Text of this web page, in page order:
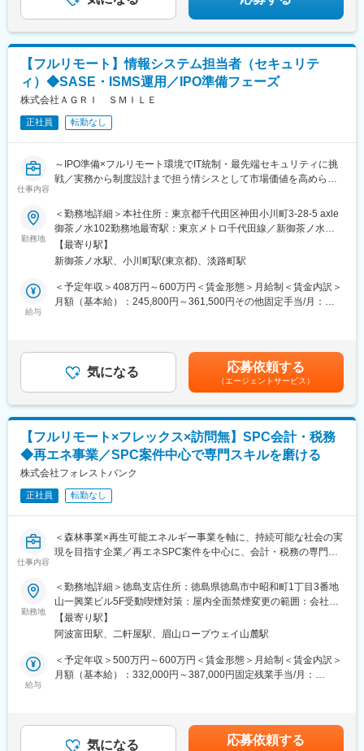
【フルリモート】情報システム担当者（セキュリテ
ィ）◆SASE・ISMS運用／IPO準備フェーズ
株式会社ＡＧＲＩ ＳＭＩＬＥ
正社員 転勤なし
仕事内容
～IPO準備×フルリモート環境でIT統制・最先端セキュリティに挑
戦／実務から制度設計まで担う情シスとして市場価値を高められ
■業務内容：
◇フルリモート環境で、情報システム業務全般に関わっていただ
きます。
◇当部門では現在、情報システム責任者1名、パートスタッフ2名
が在籍しており（平均年齢31歳）、実務から制度の策定まで幅広
く対応し、一緒に情報システム部門を作っていただける方を募集
どの上流工程へ徐々に業務の幅を広げていただきます。
◇MDMツール（LANSCOPE）を使用した貸与デバイスの運用・
管理
◇各種ベンダーとの調整、問い合わせ対応
【コーポレートIT・ヘルプデスク領域（主担当）】
◇各種SaaS（Google Workspace、Slack、Notion、1Password
など）のアカウント・ライセンス管理、運用
◇貸与デバイスおよびIT資産の管理、キッティング、入社時研修
の実施
◇社内ヘルプデスク対応、FAQやマニュアルの作成・整備
◇ISMS事務局の対応、および運用の継続的改善（SecureNavi等
の活用）
◇情報セキュリティ規程・ガイドラインの整備、SaaS・AIサービ
ス導入時のセキュリティ評価
対応
◇セキュリティインシデント対応および再発防止策の策定、社内
Google Workspace、Slack、Notion、1password、ZOOM、
勤務地
＜勤務地詳細＞本社住所：東京都千代田区神田小川町3-28-5 axle
御茶ノ水102勤務地最寄駅：東京メトロ千代田線／新御茶ノ水駅
受動喫煙対策：屋内全面禁煙変更の範囲：会社の定める事業所
（リモートワーク含む）
【最寄り駅】
新御茶ノ水駅、小川町駅(東京都)、淡路町駅
給与
＜予定年収＞408万円～600万円＜賃金形態＞月給制＜賃金内訳＞
月額（基本給）：245,800円～361,500円その他固定手当/月：
無＞有＜残業手当＞有＜給与補足＞※経験やスキルを考慮して決定
します。■その他固定手当：深夜残業手当20時間分（超過分は別
途追加支給）賃金はあくまでも目安の金額であり、選考を通じて
上下する可能性があります。月給(月額)は固定手当を含めた表記で
す。
気になる 応募依頼する
（エージェントサービス）
【フルリモート×フレックス×訪問無】SPC会計・税務
◆再エネ事業／SPC案件中心で専門スキルを磨ける
株式会社フォレストバンク
正社員 転勤なし
仕事内容
＜森林事業×再生可能エネルギー事業を軸に、持続可能な社会の実
現を目指す企業／再エネSPC案件を中心に、会計・税務の専門性
■業務内容：
再生可能エネルギー（主に太陽光発電）に関するSPC案件を中心
に、以下の業務を段階的にお任せします。
まずは会計・税務業務からスタートし、将来的には上流工程にも
関わっていただく想定です。
＜会計業務＞
・発電設備等の固定資産管理、減価償却
・プロジェクト単位での収支管理
勤務地
＜勤務地詳細＞徳島支店住所：徳島県徳島市中昭和町1丁目3番地
山一興業ビル5F受動喫煙対策：屋内全面禁煙変更の範囲：会社の
定める事業所（リモートワーク含む）
【最寄り駅】
阿波富田駅、二軒屋駅、眉山ロープウェイ山麓駅
給与
＜予定年収＞500万円～600万円＜賃金形態＞月給制＜賃金内訳＞
月額（基本給）：332,000円～387,000円固定残業手当/月：
齢、経験を考慮の上、決定します。※賞与あり（年最大3回、2ヶ
月分、業績に応じて支給）賃金はあくまでも目安の金額であり、
気になる 応募依頼する